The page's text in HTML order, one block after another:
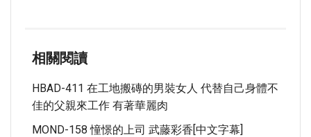
相關閱讀
HBAD-411 在工地搬磚的男裝女人 代替自己身體不
佳的父親來工作 有著華麗肉
MOND-158 憧憬的上司 武藤彩香[中文字幕]